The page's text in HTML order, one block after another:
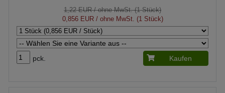
1,22 EUR/ ohne MwSt. (1 Stück)
0,856 EUR/ ohne MwSt. (1 Stück)
pck. Kaufen